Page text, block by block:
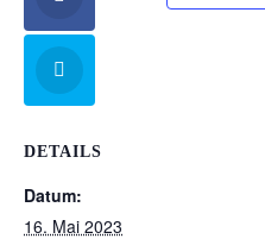
DETAILS
Datum:
16. Mai 2023